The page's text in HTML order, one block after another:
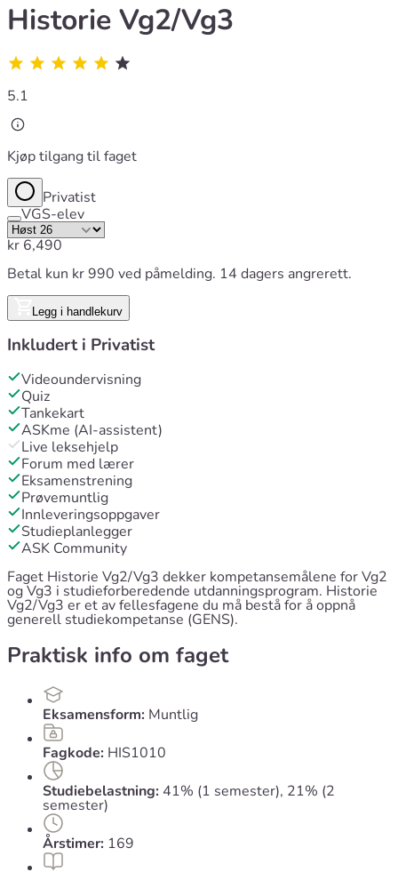
Historie Vg2/Vg3
5.1
Kjøp tilgang til faget
Privatist
VGS-elev
kr 6,490
Betal kun kr 990 ved påmelding. 14 dagers angrerett.
Legg i handlekurv
Inkludert i Privatist
Videoundervisning
Quiz
Tankekart
ASKme (AI-assistent)
Live leksehjelp
Forum med lærer
Eksamenstrening
Prøvemuntlig
Innleveringsoppgaver
Studieplanlegger
ASK Community
Faget Historie Vg2/Vg3 dekker kompetansemålene for Vg2
og Vg3 i studieforberedende utdanningsprogram. Historie
Vg2/Vg3 er et av fellesfagene du må bestå for å oppnå
generell studiekompetanse (GENS).
Praktisk info om faget
Eksamensform: Muntlig
Fagkode: HIS1010
Studiebelastning: 41% (1 semester), 21% (2
semester)
Årstimer: 169